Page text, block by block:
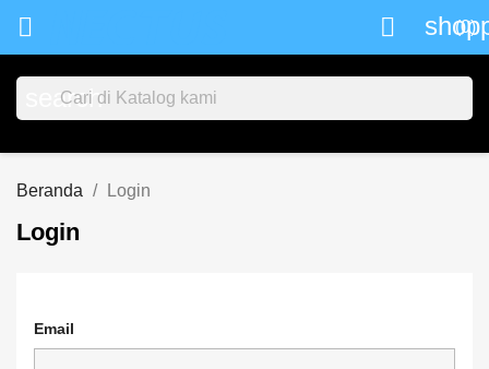
 (0)

search
Beranda Login
Login
Email